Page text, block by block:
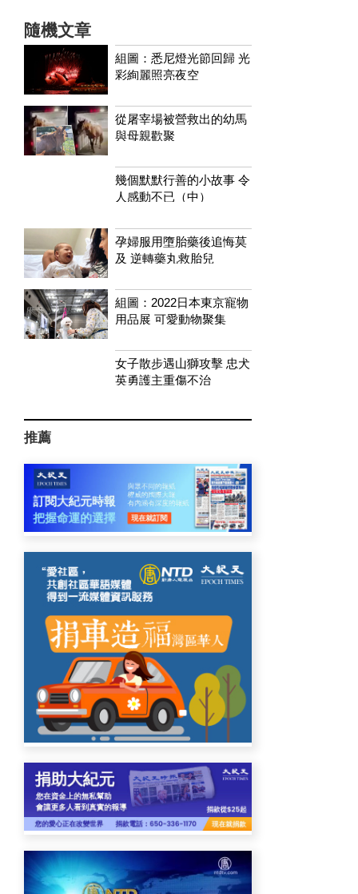
隨機文章
組圖：悉尼燈光節回歸 光
彩絢麗照亮夜空
從屠宰場被營救出的幼馬
與母親歡聚
幾個默默行善的小故事 令
人感動不已（中）
孕婦服用墮胎藥後追悔莫
及 逆轉藥丸救胎兒
組圖：2022日本東京寵物
用品展 可愛動物聚集
女子散步遇山獅攻擊 忠犬
英勇護主重傷不治
推薦